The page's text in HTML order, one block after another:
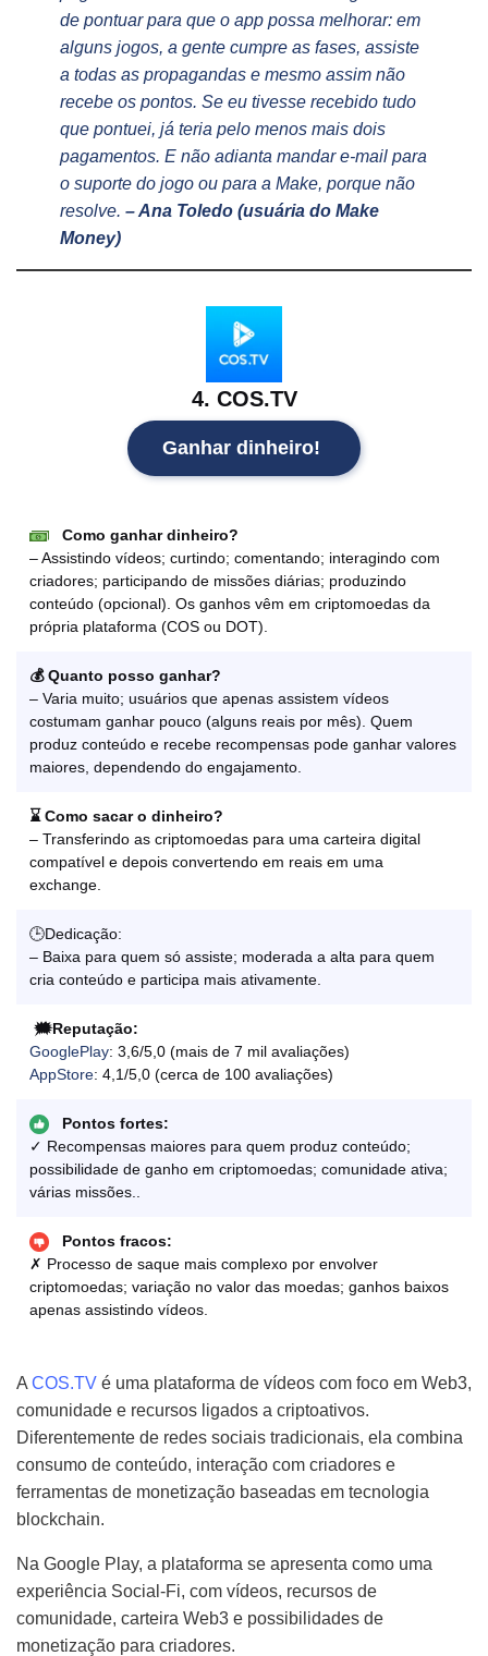
de pontuar para que o app possa melhorar: em
alguns jogos, a gente cumpre as fases, assiste
a todas as propagandas e mesmo assim não
recebe os pontos. Se eu tivesse recebido tudo
que pontuei, já teria pelo menos mais dois
pagamentos. E não adianta mandar e-mail para
o suporte do jogo ou para a Make, porque não
resolve. – Ana Toledo (usuária do Make
Money)
4. COS.TV
Ganhar dinheiro!
Como ganhar dinheiro?
– Assistindo vídeos; curtindo; comentando; interagindo com
criadores; participando de missões diárias; produzindo
conteúdo (opcional). Os ganhos vêm em criptomoedas da
própria plataforma (COS ou DOT).
💰 Quanto posso ganhar?
– Varia muito; usuários que apenas assistem vídeos
costumam ganhar pouco (alguns reais por mês). Quem
produz conteúdo e recebe recompensas pode ganhar valores
maiores, dependendo do engajamento.
⌛ Como sacar o dinheiro?
– Transferindo as criptomoedas para uma carteira digital
compatível e depois convertendo em reais em uma
exchange.
🕒Dedicação:
– Baixa para quem só assiste; moderada a alta para quem
cria conteúdo e participa mais ativamente.
🗯️Reputação:
GooglePlay: 3,6/5,0 (mais de 7 mil avaliações)
AppStore: 4,1/5,0 (cerca de 100 avaliações)
Pontos fortes:
✓ Recompensas maiores para quem produz conteúdo;
possibilidade de ganho em criptomoedas; comunidade ativa;
várias missões..
Pontos fracos:
✗ Processo de saque mais complexo por envolver
criptomoedas; variação no valor das moedas; ganhos baixos
apenas assistindo vídeos.
A COS.TV é uma plataforma de vídeos com foco em Web3,
comunidade e recursos ligados a criptoativos.
Diferentemente de redes sociais tradicionais, ela combina
consumo de conteúdo, interação com criadores e
ferramentas de monetização baseadas em tecnologia
blockchain.
Na Google Play, a plataforma se apresenta como uma
experiência Social-Fi, com vídeos, recursos de
comunidade, carteira Web3 e possibilidades de
monetização para criadores.